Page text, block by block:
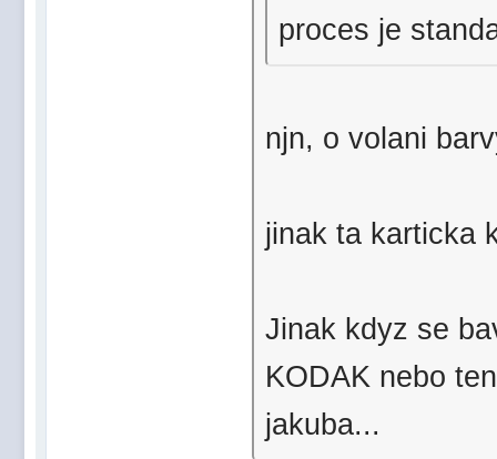
proces je
njn, o volani
jinak ta karticka
Jinak kdyz se
KODAK nebo
jakuba...